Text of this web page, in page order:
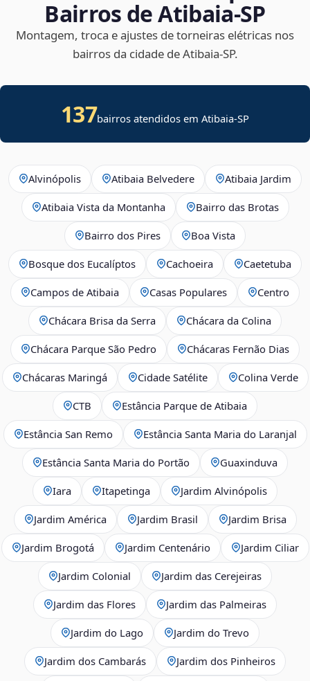
Bairros de Atibaia‑SP
Montagem, troca e ajustes de torneiras elétricas nos
bairros da cidade de Atibaia‑SP.
137bairros atendidos em Atibaia-SP
Alvinópolis Atibaia Belvedere Atibaia Jardim
Atibaia Vista da Montanha Bairro das Brotas
Bairro dos Pires Boa Vista
Bosque dos Eucalíptos Cachoeira Caetetuba
Campos de Atibaia Casas Populares Centro
Chácara Brisa da Serra Chácara da Colina
Chácara Parque São Pedro Chácaras Fernão Dias
Chácaras Maringá Cidade Satélite Colina Verde
CTB Estância Parque de Atibaia
Estância San Remo Estância Santa Maria do Laranjal
Estância Santa Maria do Portão Guaxinduva
Iara Itapetinga Jardim Alvinópolis
Jardim América Jardim Brasil Jardim Brisa
Jardim Brogotá Jardim Centenário Jardim Ciliar
Jardim Colonial Jardim das Cerejeiras
Jardim das Flores Jardim das Palmeiras
Jardim do Lago Jardim do Trevo
Jardim dos Cambarás Jardim dos Pinheiros